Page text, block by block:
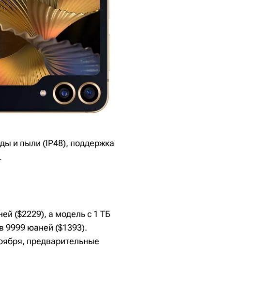
и пыли (IP48), поддержка
($2229), а модель с 1 ТБ
9999 юаней ($1393).
предварительные